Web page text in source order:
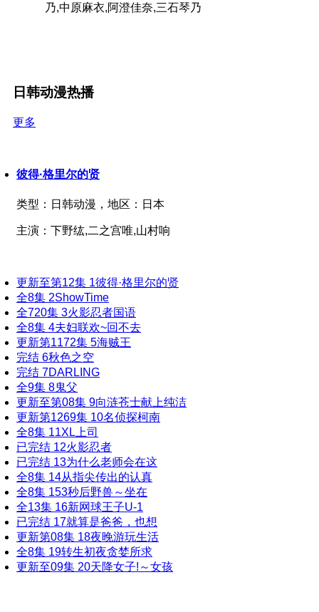
乃,中原麻衣,阿澄佳奈,三石琴乃
日韩动漫热播
更多
彼得·格里尔的贤
类型： 日韩动漫， 地区： 日本
主演： 下野纮,二之宫唯,山村响
更新至第12集 1彼得·格里尔的贤
全8集 2ShowTime
全720集 3火影忍者国语
全8集 4夫妇联欢~回不去
更新第1172集 5海贼王
完结 6秋色之空
完结 7DARLING
全9集 8鬼父
更新至第08集 9向涟苍士献上纯洁
更新第1269集 10名侦探柯南
全8集 11XL上司
已完结 12火影忍者
已完结 13为什么老师会在这
全8集 14从指尖传出的认真
全8集 153秒后野兽～坐在
全13集 16新网球王子U-1
已完结 17就算是爸爸，也想
更新第08集 18夜晚游玩生活
全8集 19转生初夜贪婪所求
更新至09集 20天降女子!～女孩